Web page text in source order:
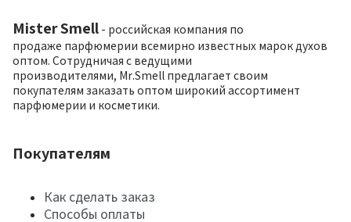
Mister Smell - российская компания по
продаже парфюмерии всемирно известных марок духов
оптом. Сотрудничая с ведущими
производителями, Mr.Smell предлагает своим
покупателям заказать оптом широкий ассортимент
парфюмерии и косметики.
Покупателям
Как сделать заказ
Способы оплаты